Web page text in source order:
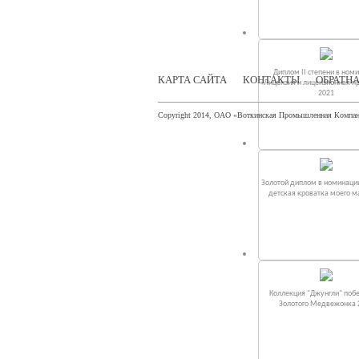
Диплом II степени в
«Лицензия и лицензионная
2021
Золотой диплом в
детская кроватка моего
Коллекция "Джунгли"
Золотого Медвежонка
КАРТА САЙТА КОНТАКТЫ
Copyright 2014, ОАО «Воткинская Промышленная